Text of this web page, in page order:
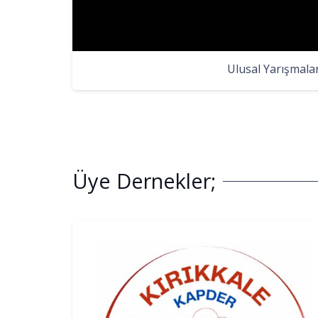
Ulusal
Üye Dernekler;